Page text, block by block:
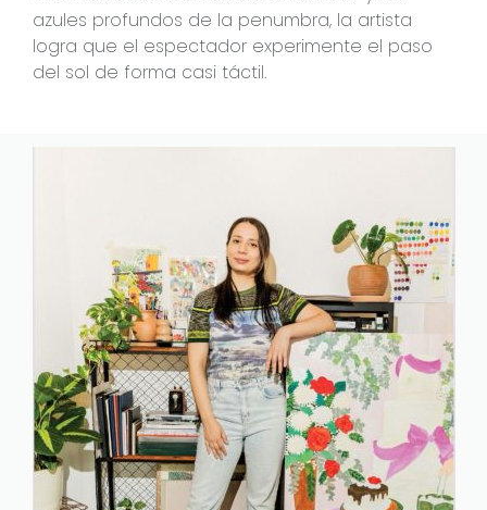
azules profundos de la penumbra, la artista
logra que el espectador experimente el paso
del sol de forma casi táctil.